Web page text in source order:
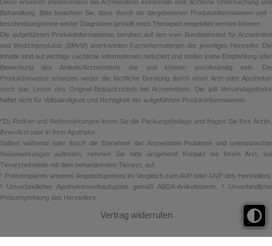
Diese ersetzen insbesondere bei Arzneimitteln keinesfalls eine ärztliche Untersuchung und
Behandlung. Bitte beachten Sie, dass durch die dargebotenen Produktinformationen und -
beschreibungstexte weder Diagnosen gestellt noch Therapien eingeleitet werden können.
Die aufgeführten Produktinformationen beruhen auf den vom Bundesinstitut für Arzneimittel
und Medizinprodukte (BfArM) anerkannten Fachinformationen der jeweiligen Hersteller. Die
Inhalte sind auf wichtige sachliche Informationen reduziert und stellen keine Empfehlung oder
Bewerbung des Artikels/Arzneimittels dar und können unvollständig sein. Die
Produkthinweise ersetzen weder die fachliche Beratung durch einen Arzt oder Apotheker
noch das Lesen des Original-Beipackzettels bei Arzneimitteln. Die ipill Versandapotheke
haftet nicht für Vollständigkeit und Richtigkeit der aufgeführten Produktinformationen.
*Zu Risiken und Nebenwirkungen lesen Sie die Packungsbeilage und fragen Sie Ihre Ärztin,
Ihren Arzt oder in Ihrer Apotheke.
Sollten während oder durch die Einnahme der Arzneimittel Probleme und unerwünschte
Nebenwirkungen auftreten, nehmen Sie bitte umgehend Kontakt mit Ihrem Arzt, bei
Tierarzneimitteln mit dem behandelnden Tierarzt, auf.
¹ Preisersparnis unseres Angebotspreises im Vergleich zum AVP oder UVP des Herstellers.
² Unverbindlicher Apothekenverkaufspreis gemäß ABDA-Artikelstamm. ³ Unverbindliche
Preisempfehlung des Herstellers.
Vertrag widerrufen